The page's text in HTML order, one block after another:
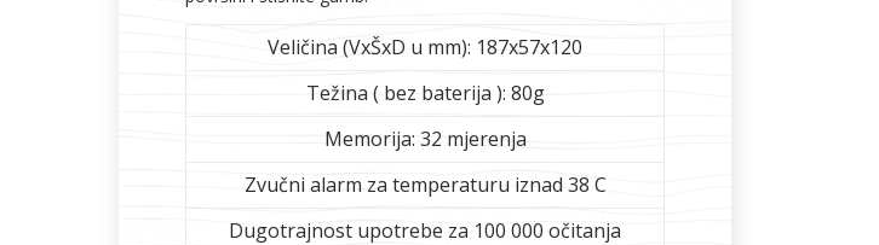
Veličina (VxŠxD u mm): 187x57x120
Težina ( bez baterija ): 80g
Memorija: 32 mjerenja
Zvučni alarm za temperaturu iznad 38 C
Dugotrajnost upotrebe za 100 000 očitanja